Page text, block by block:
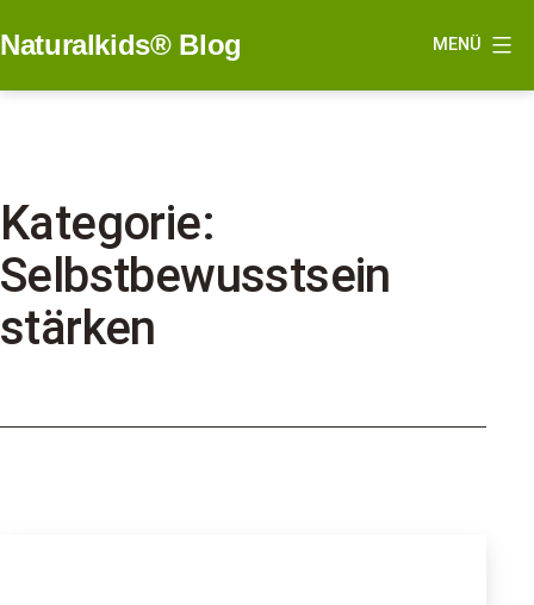
Inhalt
Naturalkids® Blog MENÜ
Kategorie:
Selbstbewusstsein
stärken